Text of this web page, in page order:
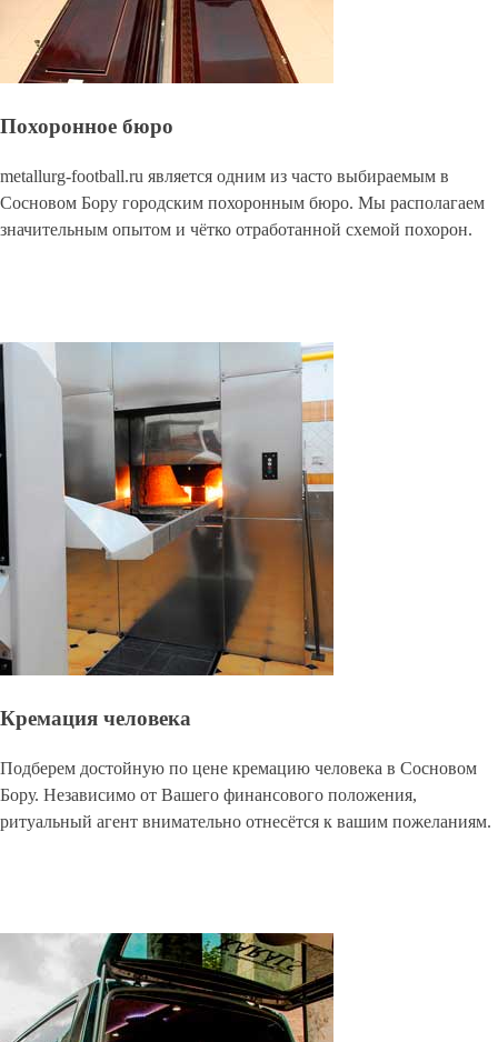
Похоронное бюро
metallurg-football.ru является одним из часто выбираемым в
Сосновом Бору городским похоронным бюро. Мы располагаем
значительным опытом и чётко отработанной схемой похорон.
Кремация человека
Подберем достойную по цене кремацию человека в Сосновом
Бору. Независимо от Вашего финансового положения,
ритуальный агент внимательно отнесётся к вашим пожеланиям.